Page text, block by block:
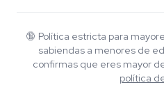
Preguntas frecuentes
Política de privacidad
Wiki
Blog
Música
🔞 Política estricta para
sabiendas a menores de
confirmas que eres mayor
política